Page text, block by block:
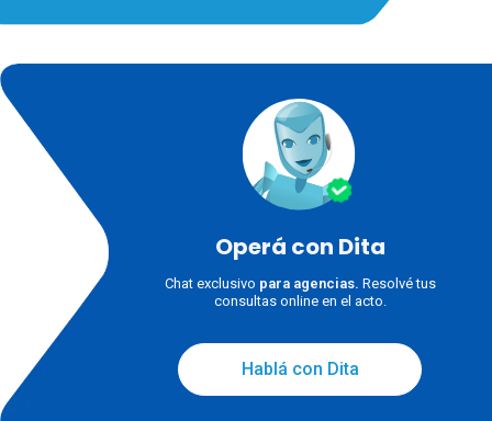
Operá con Dita
Chat exclusivo para agencias. Resolvé tus
consultas online en el acto.
Hablá con Dita